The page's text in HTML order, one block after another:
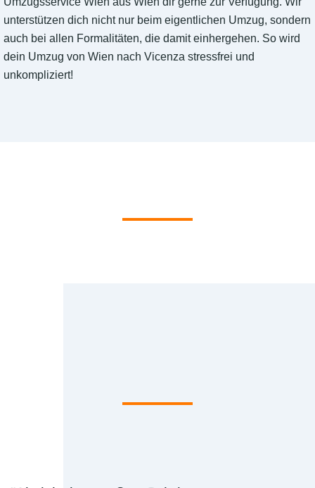
unterstützen dich nicht nur beim eigentlichen Umzug, sondern
auch bei allen Formalitäten, die damit einhergehen. So wird
dein Umzug von Wien nach Vicenza stressfrei und
unkompliziert!